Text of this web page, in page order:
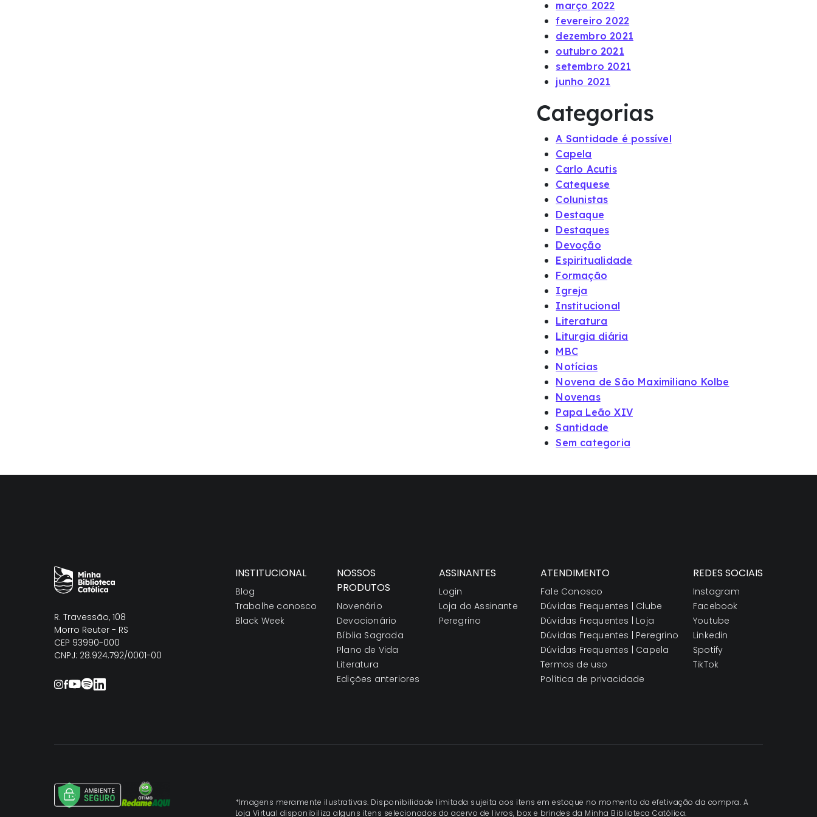
março 2022
fevereiro 2022
dezembro 2021
outubro 2021
setembro 2021
junho 2021
Categorias
A Santidade é possível
Capela
Carlo Acutis
Catequese
Colunistas
Destaque
Destaques
Devoção
Espiritualidade
Formação
Igreja
Institucional
Literatura
Liturgia diária
MBC
Notícias
Novena de São Maximiliano Kolbe
Novenas
Papa Leão XIV
Santidade
Sem categoria
R. Travessão, 108
Morro Reuter - RS
CEP 93990-000
CNPJ: 28.924.792/0001-00
INSTITUCIONAL
Blog
Trabalhe conosco
Black Week
NOSSOS
PRODUTOS
Novenário
Devocionário
Bíblia Sagrada
Plano de Vida
Literatura
Edições anteriores
ASSINANTES
Login
Loja do Assinante
Peregrino
ATENDIMENTO
Fale Conosco
Dúvidas Frequentes | Clube
Dúvidas Frequentes | Loja
Dúvidas Frequentes | Peregrino
Dúvidas Frequentes | Capela
Termos de uso
Política de privacidade
REDES SOCIAIS
Instagram
Facebook
Youtube
Linkedin
Spotify
TikTok
*Imagens meramente ilustrativas. Disponibilidade limitada sujeita aos itens em estoque no momento da efetivação da compra. A
Loja Virtual disponibiliza alguns itens selecionados do acervo de livros, box e brindes da Minha Biblioteca Católica.